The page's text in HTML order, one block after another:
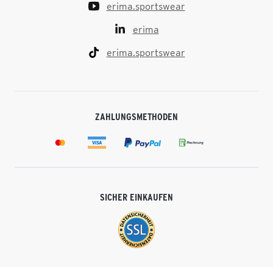
erima.sportswear
erima
erima.sportswear
ZAHLUNGSMETHODEN
SICHER EINKAUFEN